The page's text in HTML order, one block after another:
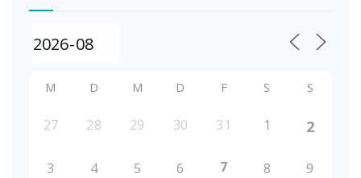
M D M D F S S
27 28 29 30 31 1 2
3 4 5 6 7 8 9